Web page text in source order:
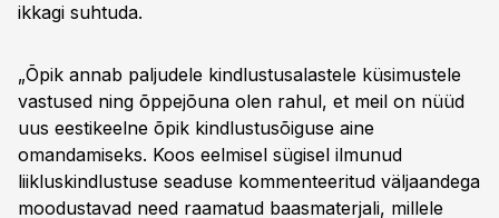
ikkagi suhtuda.
„Õpik annab paljudele kindlustusalastele küsimustele
vastused ning õppejõuna olen rahul, et meil on nüüd
uus eestikeelne õpik kindlustusõiguse aine
omandamiseks. Koos eelmisel sügisel ilmunud
liikluskindlustuse seaduse kommenteeritud väljaandega
moodustavad need raamatud baasmaterjali, millele